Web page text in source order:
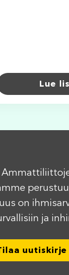
Lue
on
ja
uutiskirje